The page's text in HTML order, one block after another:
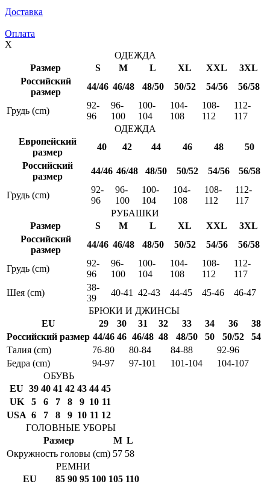
Доставка
Оплата
X
ОДЕЖДА
Размер
S M L XL XXL
3XL
Российский
размер
44/46 46/48 48/50 50/52 54/56 56/58
Грудь (cm)
92-
96
96-
100
100-
104
104-
108
108-
112
112-
117
ОДЕЖДА
Европейский
размер
40 42 44 46 48
50
Российский
размер
44/46 46/48 48/50 50/52 54/56 56/58
Грудь (cm)
92-
96
96-
100
100-
104
104-
108
108-
112
112-
117
РУБАШКИ
Размер
S M L XL XXL
3XL
Российский
размер
44/46 46/48 48/50 50/52 54/56 56/58
Грудь (cm)
92-
96
96-
100
100-
104
104-
108
108-
112
112-
117
Шея (cm)
38-
39
40-41 42-43 44-45 45-46
46-47
БРЮКИ И ДЖИНСЫ
EU
29 30 31 32 33 34 36
38
Российский размер 44/46 46 46/48 48 48/50 50 50/52
54
Талия (cm)
76-80 80-84 84-88
92-96
Бедра (cm)
94-97 97-101 101-104
104-107
ОБУВЬ
EU 39 40 41 42 43 44 45
UK
5 6 7 8 9 10 11
USA 6 7 8 9 10 11 12
ГОЛОВНЫЕ УБОРЫ
Размер
M L
Окружность головы (cm) 57 58
РЕМНИ
EU
85 90 95 100 105 110